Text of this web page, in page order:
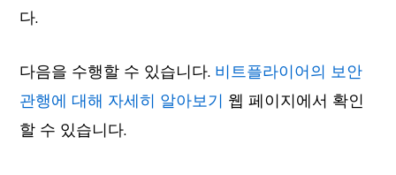
다.
다음을 수행할 수 있습니다. 비트플라이어의 보안
관행에 대해 자세히 알아보기 웹 페이지에서 확인
할 수 있습니다.